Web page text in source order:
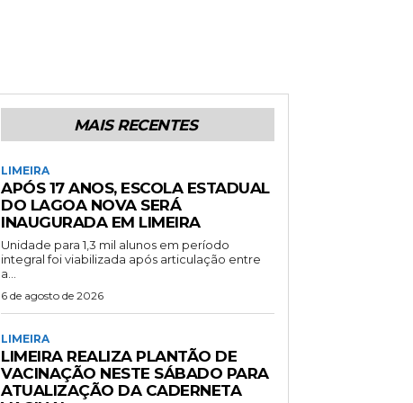
MAIS RECENTES
LIMEIRA
APÓS 17 ANOS, ESCOLA ESTADUAL
DO LAGOA NOVA SERÁ
INAUGURADA EM LIMEIRA
Unidade para 1,3 mil alunos em período
integral foi viabilizada após articulação entre
a...
6 de agosto de 2026
LIMEIRA
LIMEIRA REALIZA PLANTÃO DE
VACINAÇÃO NESTE SÁBADO PARA
ATUALIZAÇÃO DA CADERNETA